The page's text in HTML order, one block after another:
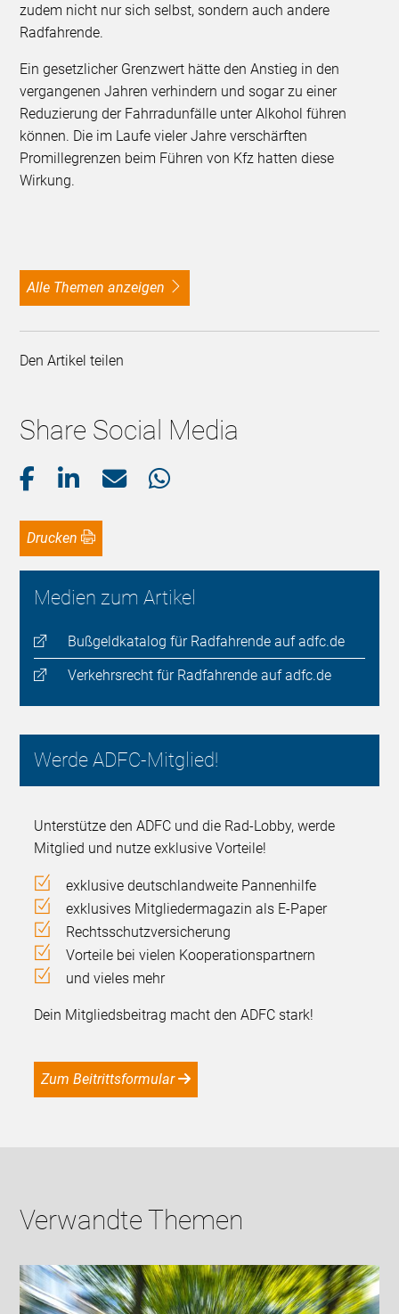
zudem nicht nur sich selbst, sondern auch andere
Radfahrende.
Ein gesetzlicher Grenzwert hätte den Anstieg in den
vergangenen Jahren verhindern und sogar zu einer
Reduzierung der Fahrradunfälle unter Alkohol führen
können. Die im Laufe vieler Jahre verschärften
Promillegrenzen beim Führen von Kfz hatten diese
Wirkung.
alle Themen anzeigen
Den Artikel teilen
Share Social Media
Drucken
Medien zum Artikel
Bußgeldkatalog für Radfahrende auf adfc.de
Verkehrsrecht für Radfahrende auf adfc.de
Werde ADFC-Mitglied!
Unterstütze den ADFC und die Rad-Lobby, werde
Mitglied und nutze exklusive Vorteile!
exklusive deutschlandweite Pannenhilfe
exklusives Mitgliedermagazin als E-Paper
Rechtsschutzversicherung
Vorteile bei vielen Kooperationspartnern
und vieles mehr
Dein Mitgliedsbeitrag macht den ADFC stark!
Zum Beitrittsformular
Verwandte Themen